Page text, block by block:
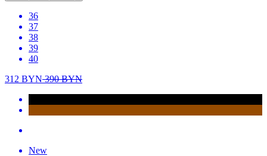
36
37
38
39
40
312 BYN390BYN
New